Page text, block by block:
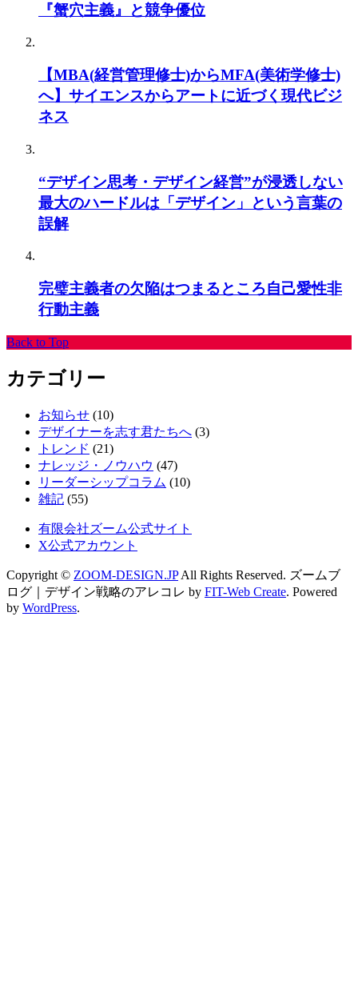
『蟹穴主義』と競争優位
【MBA(経営管理修士)からMFA(美術学修士)
へ】サイエンスからアートに近づく現代ビジ
ネス
“デザイン思考・デザイン経営”が浸透しない
最大のハードルは「デザイン」という言葉の
誤解
完璧主義者の欠陥はつまるところ自己愛性非
行動主義
Back to Top
カテゴリー
お知らせ (10)
デザイナーを志す君たちへ (3)
トレンド (21)
ナレッジ・ノウハウ (47)
リーダーシップコラム (10)
雑記 (55)
有限会社ズーム公式サイト
X公式アカウント
Copyright © ZOOM-DESIGN.JPAll Rights Reserved. ズームブ
ログ｜デザイン戦略のアレコレ by FIT-Web Create. Powered
by WordPress.